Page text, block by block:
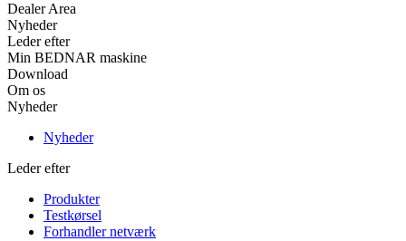
Dealer Area
Nyheder
Leder efter
Min BEDNAR maskine
Download
Om os
Nyheder
Nyheder
Leder efter
Produkter
Testkørsel
Forhandler netværk